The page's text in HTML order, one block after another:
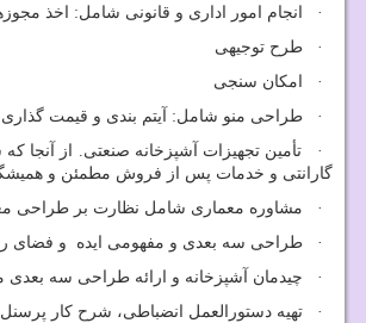
· انجام امور اداری و قانونی شامل: اخذ
· طرح توجیهی
· امکان سنجی
· طراحی منو شامل: آیتم بندی و قیمت گذاری،
گارانتی و خدمات پس از فروش مطمئن و
· مشاوره معماری شامل نظارت بر طراحی
· طراحی سه بعدی و مفهومی ایده و فضای
· چیدمان آشپزخانه و ارائه طراحی سه بعدی
· تهیه دستورالعمل انضباطی، شرح کار